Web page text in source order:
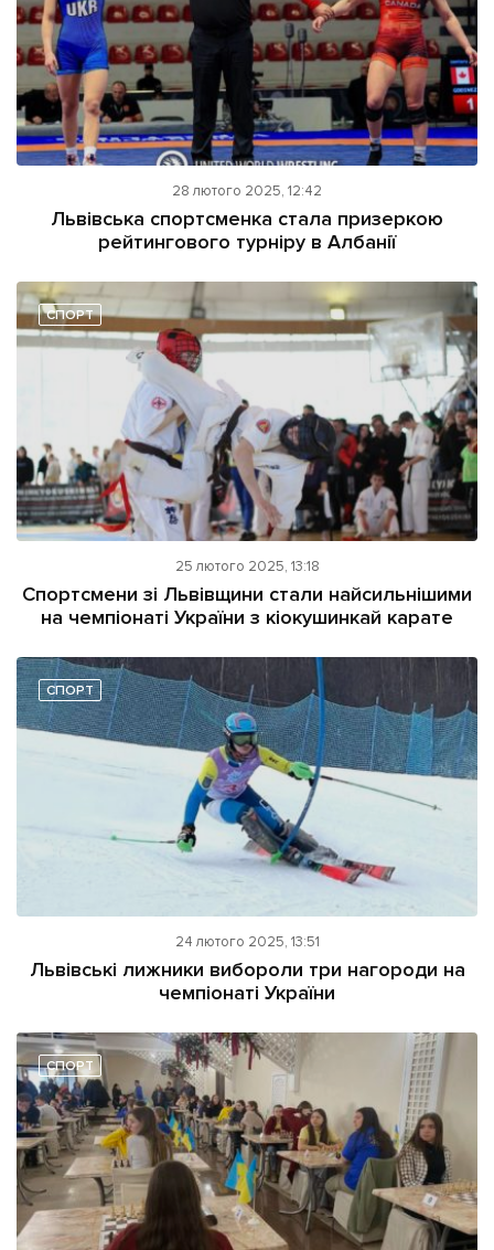
28 лютого 2025, 12:42
Львівська спортсменка стала призеркою
рейтингового турніру в Албанії
СПОРТ
25 лютого 2025, 13:18
Спортсмени зі Львівщини стали найсильнішими
на чемпіонаті України з кіокушинкай карате
СПОРТ
24 лютого 2025, 13:51
Львівські лижники вибороли три нагороди на
чемпіонаті України
СПОРТ